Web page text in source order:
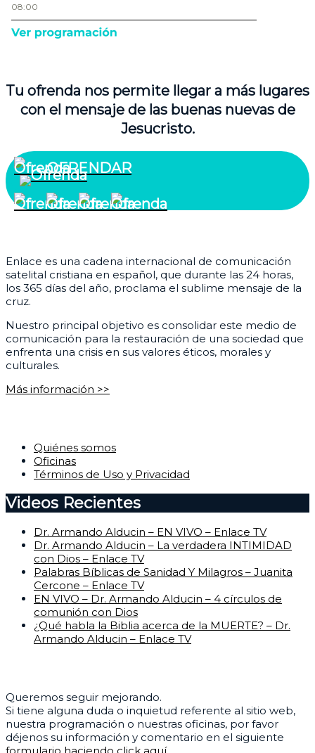
Tu ofrenda nos permite llegar a más lugares
con el mensaje de las buenas nuevas de
Jesucristo.
OFRENDAR
Enlace es una cadena internacional de comunicación
satelital cristiana en español, que durante las 24 horas,
los 365 días del año, proclama el sublime mensaje de la
cruz.
Nuestro principal objetivo es consolidar este medio de
comunicación para la restauración de una sociedad que
enfrenta una crisis en sus valores éticos, morales y
culturales.
Más información >>
Quiénes somos
Oficinas
Términos de Uso y Privacidad
Videos Recientes
Dr. Armando Alducin – EN VIVO – Enlace TV
Dr. Armando Alducin – La verdadera INTIMIDAD
con Dios – Enlace TV
Palabras Bíblicas de Sanidad Y Milagros – Juanita
Cercone – Enlace TV
EN VIVO – Dr. Armando Alducin – 4 círculos de
comunión con Dios
¿Qué habla la Biblia acerca de la MUERTE? – Dr.
Armando Alducin – Enlace TV
Queremos seguir mejorando.
Si tiene alguna duda o inquietud referente al sitio web,
nuestra programación o nuestras oficinas, por favor
déjenos su información y comentario en el siguiente
formulario haciendo click aquí.